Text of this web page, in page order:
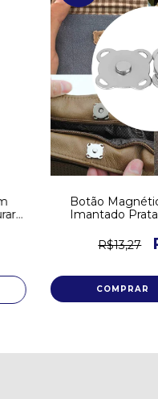
Botão
Imantado
R$13,27